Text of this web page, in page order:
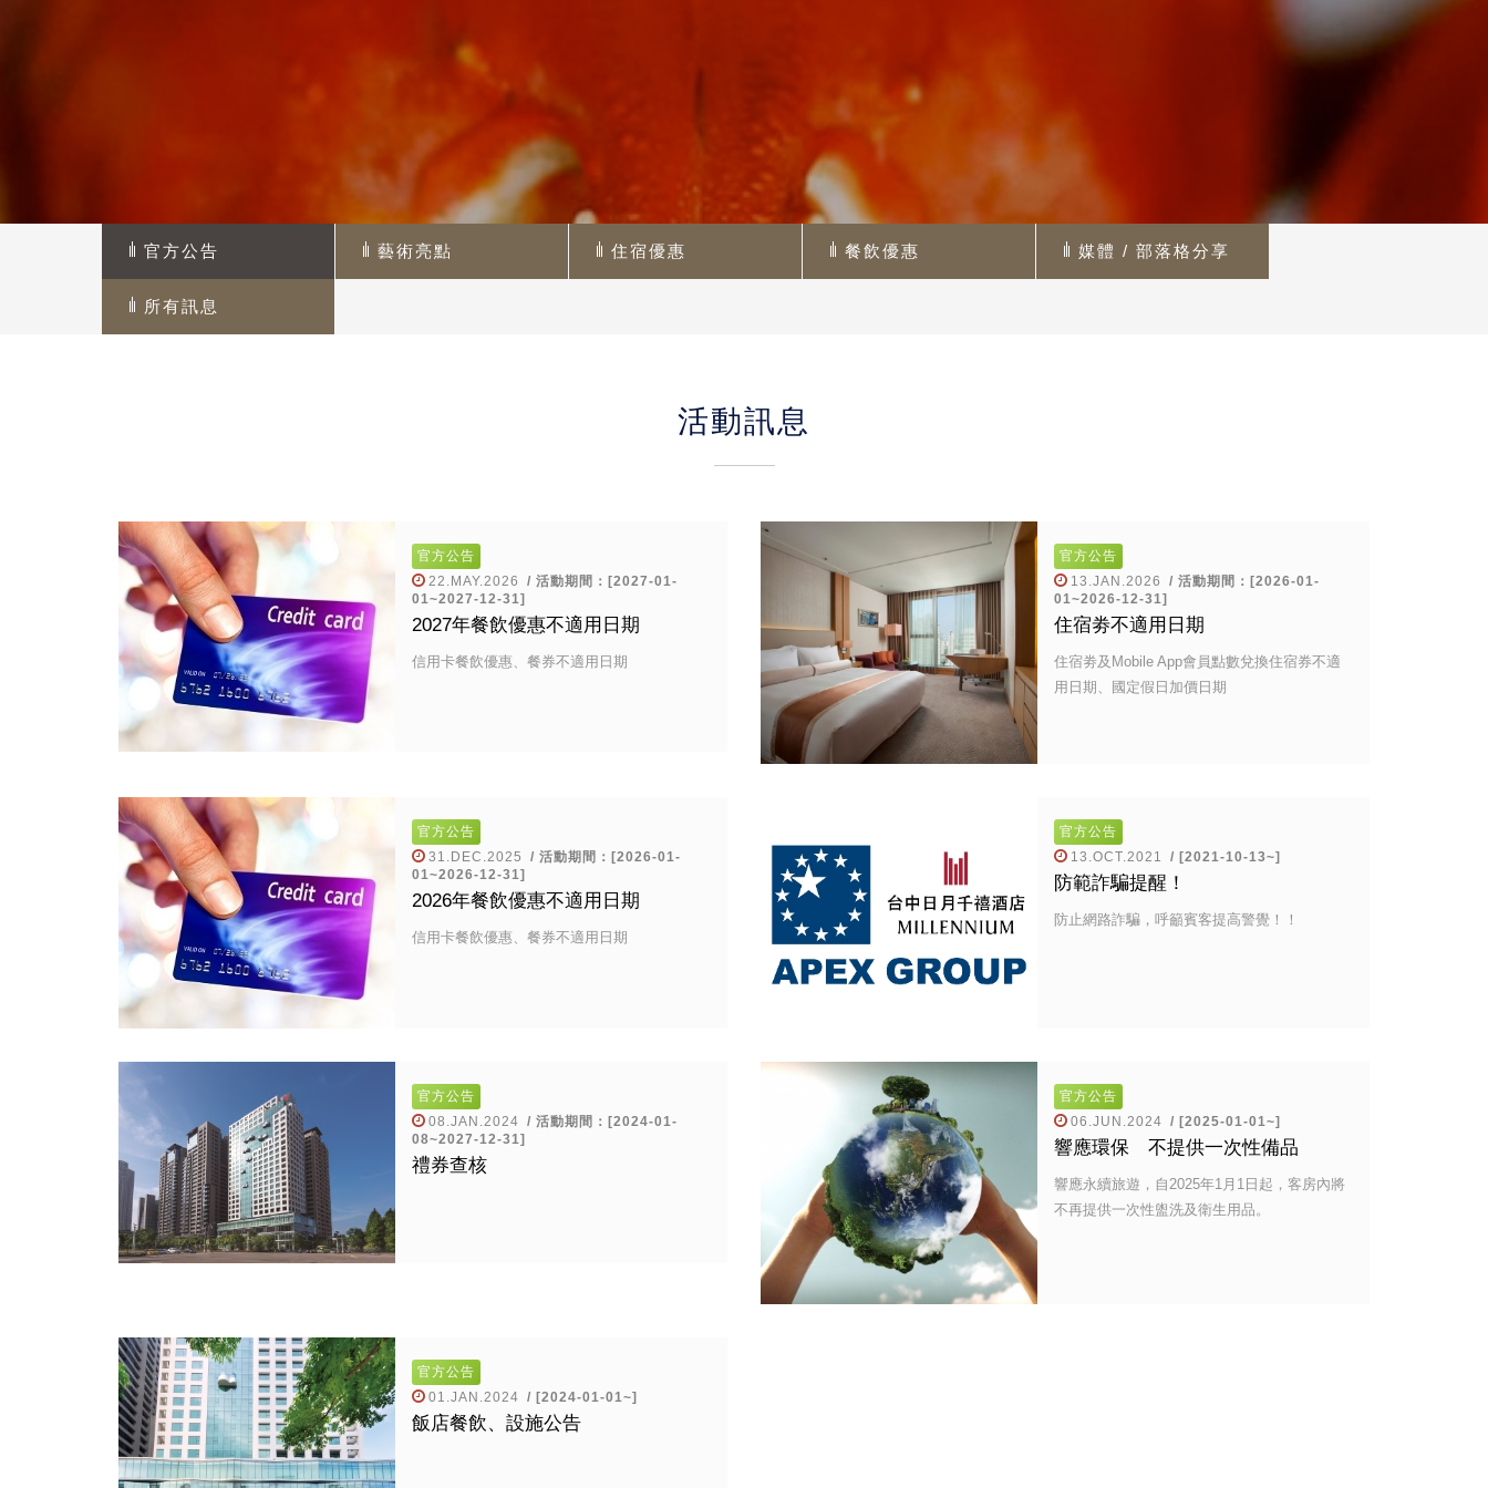
官方公告 藝術亮點 住宿優惠 餐飲優惠 媒體 / 部落格分享
所有訊息
活動訊息
官方公告
22.MAY.2026
/ 活動期間：[2027-01-
01~2027-12-31]
2027年餐飲優惠不適用日期
信用卡餐飲優惠、餐券不適用日期
官方公告
13.JAN.2026
/ 活動期間：[2026-01-
01~2026-12-31]
住宿劵不適用日期
住宿劵及Mobile App會員點數兌換住宿券不適
用日期、國定假日加價日期
官方公告
31.DEC.2025
/ 活動期間：[2026-01-
01~2026-12-31]
2026年餐飲優惠不適用日期
信用卡餐飲優惠、餐券不適用日期
官方公告
13.OCT.2021
/ [2021-10-13~]
防範詐騙提醒！
防止網路詐騙，呼籲賓客提高警覺！！
官方公告
08.JAN.2024 / 活動期間：[2024-01-
08~2027-12-31]
禮券查核
官方公告
06.JUN.2024 / [2025-01-01~]
響應環保 不提供一次性備品
響應永續旅遊，自2025年1月1日起，客房內將
不再提供一次性盥洗及衛生用品。
官方公告
01.JAN.2024 / [2024-01-01~]
飯店餐飲、設施公告